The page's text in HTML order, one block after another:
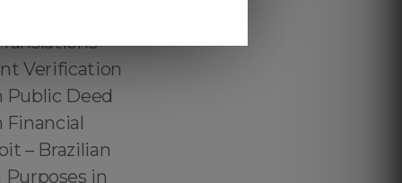
Brazilian College Transcript for US Immigration Purposes in Detroit – Brazilian Bank Records for US Immigration Purposes in Detroit Brazilian Documents for US Immigration Purposes in Detroit - Brazilian Common in Law for US Immigration Purposes in Detroit - Brazilian Divorce Decree for US Immigration Purposes in Detroit - Brazilian Vaccination Records for US Immigration Purposes in Detroit - Brazilian EB2-NIW Documents for US Immigration Purposes in Detroit - Brazilian High School Translation in Detroit, EB2-NIW Brazilian documents for US Immigration Purposes in Detroit, EB2 Brazilian documents for US Immigration Purposes in Detroit – EB1 Brazilian documents for US Immigration Purposes in Detroit – Tradução Juramentada e Certificada | Detroit, Tradução Certificada e Juramentada| Detroit, Tradução Juramentada e Oficial | Detroit, Tradução Oficial e Juramentada | Detroit, Tradução Oficial e Certificada | Detroit EB3 Brazilian documents for US Immigration Purposes in Detroit – F1 Brazilian documents for US Immigration Purposes in Detroit – US Visa Brazilian documents for US Immigration Purposes in Detroit – Green Card Brazilian documents for US Immigration Purposes in Detroit – Brazilian Curriculo Lattes for US Immigration Purposes in Detroit – Brazilian Driver License Translation for US Immigration Purposes in Detroit - Brazilian Identification Card Translation for US Immigration Purposes in Detroit – Brazilian Syllabus Content Translation for US Immigration Purposes in Detroi